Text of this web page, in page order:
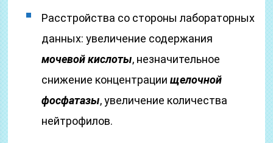
Расстройства со стороны лабораторных
данных: увеличение содержания
мочевой кислоты, незначительное
снижение концентрациищелочной
фосфатазы, увеличение количества
нейтрофилов.